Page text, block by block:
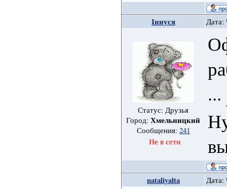
Іннуся Дата:
Статус: Друзья
Город:Хмельницкий
Сообщения: 241
Не в сети
...
nataliyalta Дата: